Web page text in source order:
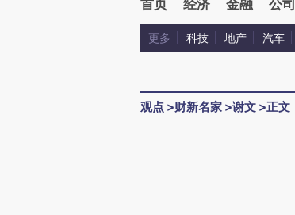
首页 经济 金融 公司
更多 科技 地产 汽车
观点 >财新名家 >谢文 >正文